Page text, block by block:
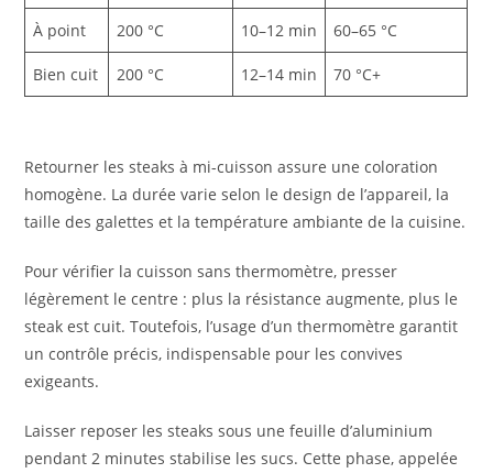
À point 200 °C 10–12 min 60–65 °C
Bien cuit 200 °C 12–14 min 70 °C+
Retourner les steaks à mi-cuisson assure une coloration
homogène. La durée varie selon le design de l’appareil, la
taille des galettes et la température ambiante de la cuisine.
Pour vérifier la cuisson sans thermomètre, presser
légèrement le centre : plus la résistance augmente, plus le
steak est cuit. Toutefois, l’usage d’un thermomètre garantit
un contrôle précis, indispensable pour les convives
exigeants.
Laisser reposer les steaks sous une feuille d’aluminium
pendant 2 minutes stabilise les sucs. Cette phase, appelée